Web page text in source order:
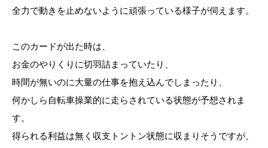
全力で動きを止めないように頑張っている様子が伺えます。
このカードが出た時は、
お金のやりくりに切羽詰まっていたり、
時間が無いのに大量の仕事を抱え込んでしまったり、
何かしら自転車操業的に走らされている状態が予想されま
す。
得られる利益は無く収支トントン状態に収まりそうですが、